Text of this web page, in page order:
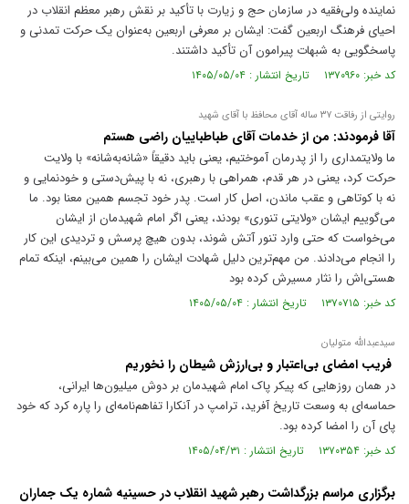
نماینده ولی‌فقیه در سازمان حج و زیارت با تأکید بر نقش رهبر معظم انقلاب در
احیای فرهنگ اربعین گفت: ایشان بر معرفی اربعین به‌عنوان یک حرکت تمدنی و
پاسخگویی به شبهات پیرامون آن تأکید داشتند.
کد خبر: ۱۳۷۰۹۶۰ تاریخ انتشار : ۱۴۰۵/۰۵/۰۴
روایتی از رفاقت ۳۷ ساله آقای محافظ با آقای شهید
آقا فرمودند: من از خدمات آقای طباطباییان راضی هستم
ما ولایتمداری را از پدرمان آموختیم، یعنی باید دقیقاً «شانه‌به‌شانه» با ولایت
حرکت کرد، یعنی در هر قدم، همراهی با رهبری، نه با پیش‌دستی و خودنمایی و
نه با کوتاهی و عقب ماندن، اصل کار است. پدر خود تجسم همین معنا بود. ما
می‌گوییم ایشان «ولایتی تنوری» بودند، یعنی اگر امام شهیدمان از ایشان
می‌خواست که حتی وارد تنور آتش شوند، بدون هیچ پرسش و تردیدی این کار
را انجام می‌دادند. من مهم‌ترین دلیل شهادت ایشان را همین می‌بینم، اینکه تمام
هستی‌اش را نثار مسیرش کرده بود
کد خبر: ۱۳۷۰۷۱۵ تاریخ انتشار : ۱۴۰۵/۰۵/۰۴
سیدعبدالله متولیان
فریب امضای بی‌اعتبار و بی‌ارزش شیطان را نخوریم
در همان روز‌هایی که پیکر پاک امام شهیدمان بر دوش میلیون‌ها ایرانی،
حماسه‌ای به وسعت تاریخ آفرید، ترامپ در آنکارا تفاهم‌نامه‌ای را پاره کرد که خود
پای آن را امضا کرده بود.
کد خبر: ۱۳۷۰۳۵۴ تاریخ انتشار : ۱۴۰۵/۰۴/۳۱
برگزاری مراسم بزرگداشت رهبر شهید انقلاب در حسینیه شماره یک جماران